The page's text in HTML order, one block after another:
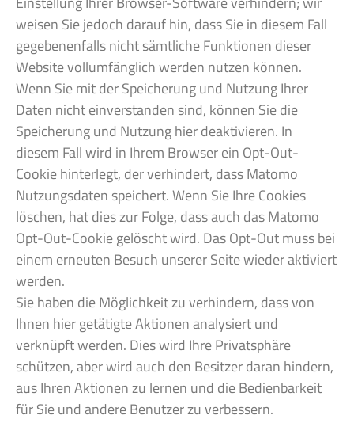
weisen Sie jedoch darauf hin, dass Sie in diesem Fall
gegebenenfalls nicht sämtliche Funktionen dieser
Website vollumfänglich werden nutzen können.
Wenn Sie mit der Speicherung und Nutzung Ihrer
Daten nicht einverstanden sind, können Sie die
Speicherung und Nutzung hier deaktivieren. In
diesem Fall wird in Ihrem Browser ein Opt-Out-
Cookie hinterlegt, der verhindert, dass Matomo
Nutzungsdaten speichert. Wenn Sie Ihre Cookies
löschen, hat dies zur Folge, dass auch das Matomo
Opt-Out-Cookie gelöscht wird. Das Opt-Out muss bei
einem erneuten Besuch unserer Seite wieder aktiviert
werden.
Sie haben die Möglichkeit zu verhindern, dass von
Ihnen hier getätigte Aktionen analysiert und
verknüpft werden. Dies wird Ihre Privatsphäre
schützen, aber wird auch den Besitzer daran hindern,
aus Ihren Aktionen zu lernen und die Bedienbarkeit
für Sie und andere Benutzer zu verbessern.